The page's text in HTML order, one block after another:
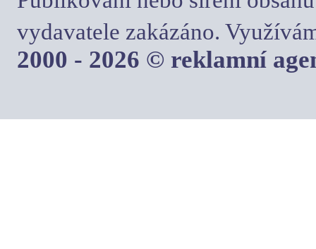
vydavatele zakázáno.
2000 - 2026 © reklamní